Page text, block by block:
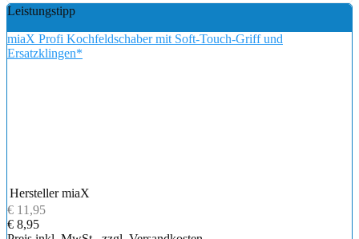
Leistungstipp
miaX Profi Kochfeldschaber mit Soft-Touch-Griff und
Ersatzklingen*
Hersteller miaX
€ 11,95
€ 8,95